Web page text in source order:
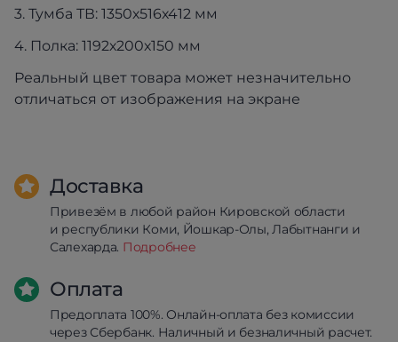
3. Тумба ТВ: 1350х516х412 мм
4. Полка: 1192х200х150 мм
Реальный цвет товара может незначительно
отличаться от изображения на экране
Доставка
Привезём в любой район Кировской области
и республики Коми, Йошкар-Олы, Лабытнанги и
Салехарда. Подробнее
Оплата
Предоплата 100%. Онлайн-оплата без комиссии
через Сбербанк. Наличный и безналичный расчет.